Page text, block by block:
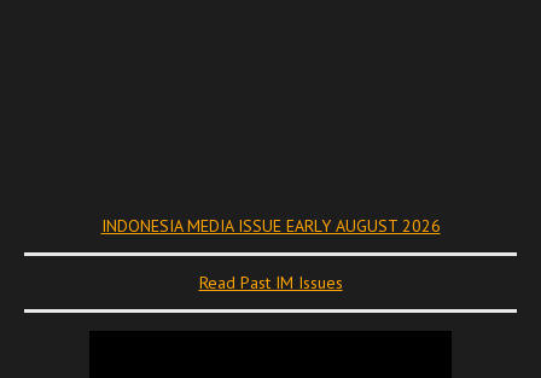
INDONESIA MEDIA ISSUE EARLY AUGUST 2026
Read Past IM Issues